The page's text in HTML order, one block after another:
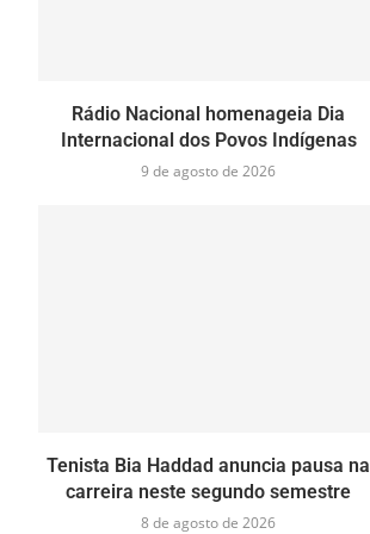
Rádio Nacional homenageia Dia
Internacional dos Povos Indígenas
9 de agosto de 2026
Tenista Bia Haddad anuncia pausa na
carreira neste segundo semestre
8 de agosto de 2026